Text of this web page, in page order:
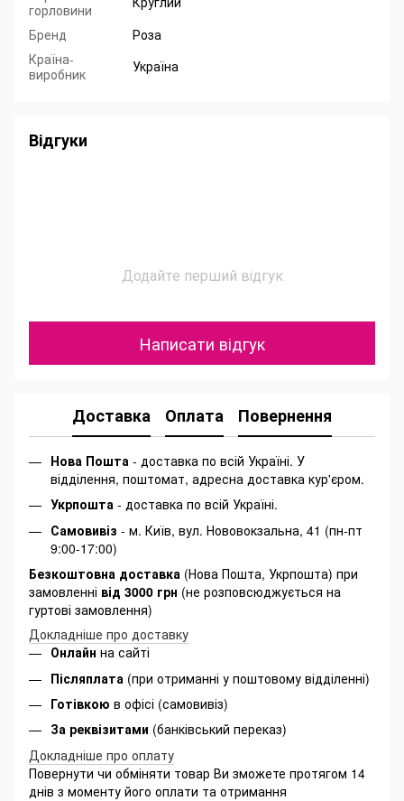
горловини
Бренд
Роза
Країна-
виробник
Україна
Відгуки
Додайте перший відгук
Написати відгук
Доставка Оплата Повернення
Нова Пошта - доставка по всій Україні. У
відділення, поштомат, адресна доставка кур'єром.
Укрпошта - доставка по всій Україні.
Самовивіз - м. Київ, вул. Нововокзальна, 41 (пн-пт
9:00-17:00)
Безкоштовна доставка (Нова Пошта, Укрпошта) при
замовленні від 3000 грн (не розповсюджується на
гуртові замовлення)
Докладніше про доставку
Онлайн на сайті
Післяплата (при отриманні у поштовому відділенні)
Готівкою в офісі (самовивіз)
За реквізитами (банківський переказ)
Докладніше про оплату
Повернути чи обміняти товар Ви зможете протягом 14
днів з моменту його оплати та отримання